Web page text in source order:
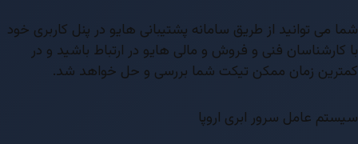
شما می توانید از طریق سامانه پشتیبانی هایو در پنل کاربری خود
با کارشناسان فنی و فروش و مالی هایو در ارتباط باشید و در
کمترین زمان ممکن تیکت شما بررسی و حل خواهد شد.
سیستم عامل سرور ابری اروپا